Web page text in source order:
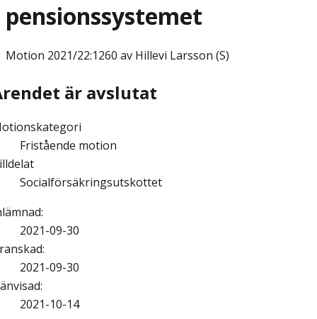
pensionssystemet
Motion 2021/22:1260 av Hillevi Larsson (S)
är avslutat
Fristående motion
Socialförsäkringsutskottet
:
2021-09-30
:
2021-09-30
:
2021-10-14